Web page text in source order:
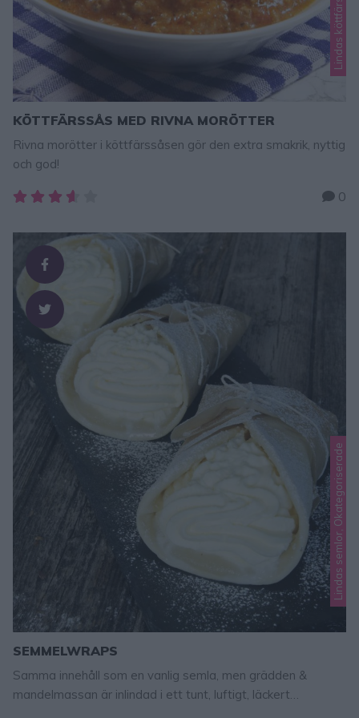
KÖTTFÄRSSÅS MED RIVNA MORÖTTER
Rivna morötter i köttfärssåsen gör den extra smakrik, nyttig
och god!
0
Lindas semlor, Okategoriserade
SEMMELWRAPS
Samma innehåll som en vanlig semla, men grädden &
mandelmassan är inlindad i ett tunt, luftigt, läckert